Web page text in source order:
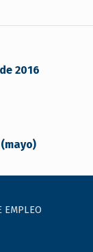
2016
EMPLEO